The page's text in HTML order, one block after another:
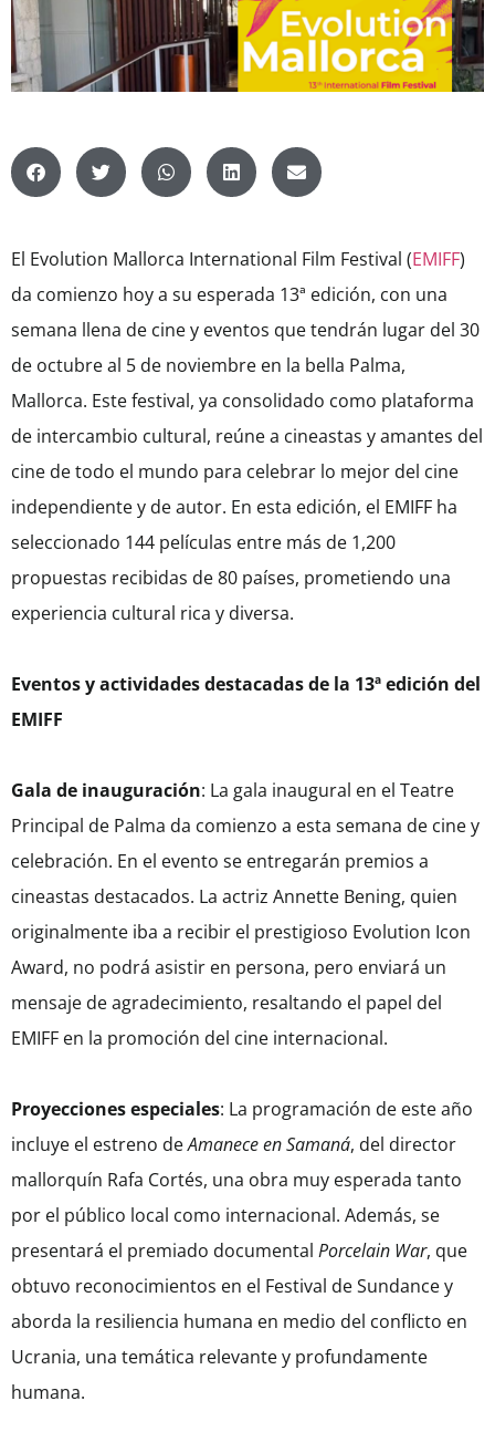
El Evolution Mallorca International Film Festival (EMIFF)
da comienzo hoy a su esperada 13ª edición, con una
semana llena de cine y eventos que tendrán lugar del 30
de octubre al 5 de noviembre en la bella Palma,
Mallorca. Este festival, ya consolidado como plataforma
de intercambio cultural, reúne a cineastas y amantes del
cine de todo el mundo para celebrar lo mejor del cine
independiente y de autor. En esta edición, el EMIFF ha
seleccionado 144 películas entre más de 1,200
propuestas recibidas de 80 países, prometiendo una
experiencia cultural rica y diversa.
Eventos y actividades destacadas de la 13ª edición del
EMIFF
Gala de inauguración: La gala inaugural en el Teatre
Principal de Palma da comienzo a esta semana de cine y
celebración. En el evento se entregarán premios a
cineastas destacados. La actriz Annette Bening, quien
originalmente iba a recibir el prestigioso Evolution Icon
Award, no podrá asistir en persona, pero enviará un
mensaje de agradecimiento, resaltando el papel del
EMIFF en la promoción del cine internacional.
Proyecciones especiales: La programación de este año
incluye el estreno deAmanece en Samaná, del director
mallorquín Rafa Cortés, una obra muy esperada tanto
por el público local como internacional. Además, se
presentará el premiado documental Porcelain War, que
obtuvo reconocimientos en el Festival de Sundance y
aborda la resiliencia humana en medio del conflicto en
Ucrania, una temática relevante y profundamente
humana.